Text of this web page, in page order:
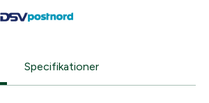
Specifikationer